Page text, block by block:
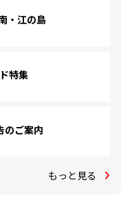
・江の島
特集
のご案内
もっと見る